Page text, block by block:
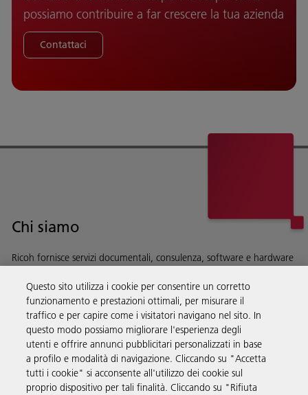
possiamo contribuire a far crescere la tua azienda
Contattaci
Chi siamo
Ricoh fornisce servizi documentali, consulenza, software e hardware
Scopri di più su chi siamo e sulla nostra storia
Soluzioni
Questo sito utilizza i cookie per consentire un corretto
funzionamento e prestazioni ottimali, per misurare il
traffico e per capire come i visitatori navigano nel sito. In
questo modo possiamo migliorare l'esperienza degli
utenti e offrire annunci pubblicitari personalizzati in base
a profilo e modalità di navigazione. Cliccando su "Accetta
tutti i cookie" si acconsente all'utilizzo dei cookie sul
proprio dispositivo per tali finalità. Cliccando su "Rifiuta